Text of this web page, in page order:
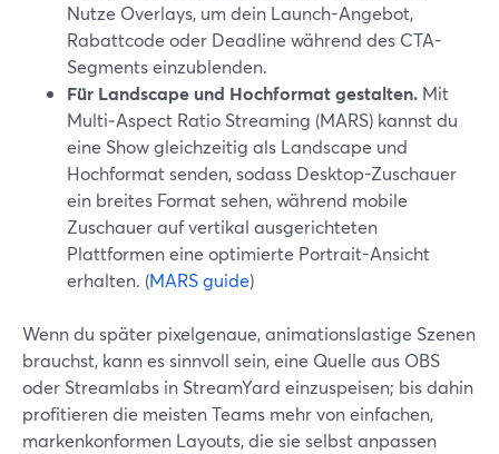
Nutze Overlays, um dein Launch-Angebot,
Rabattcode oder Deadline während des CTA-
Segments einzublenden.
Für Landscape und Hochformat gestalten. Mit
Multi‑Aspect Ratio Streaming (MARS) kannst du
eine Show gleichzeitig als Landscape und
Hochformat senden, sodass Desktop-Zuschauer
ein breites Format sehen, während mobile
Zuschauer auf vertikal ausgerichteten
Plattformen eine optimierte Portrait-Ansicht
erhalten. (MARS guide)
Wenn du später pixelgenaue, animationslastige Szenen
brauchst, kann es sinnvoll sein, eine Quelle aus OBS
oder Streamlabs in StreamYard einzuspeisen; bis dahin
profitieren die meisten Teams mehr von einfachen,
markenkonformen Layouts, die sie selbst anpassen